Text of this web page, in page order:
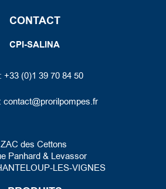
CONTACT
CPI-SALINA
+33 (0)1 39 70 84 50
contact@prorilpompes.fr
ZAC des Cettons
Panhard& Levassor
LES-VIGNES